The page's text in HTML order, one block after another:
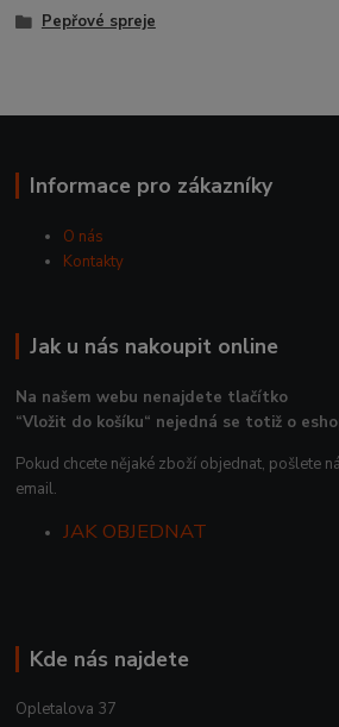
Pepřové spreje
Informace pro zákazníky
O nás
Kontakty
Jak u nás nakoupit online
Na našem webu nenajdete tlačítko
“Vložit do košíku“ nejedná se totiž o
Pokud chcete nějaké zboží objednat, pošlete
email.
JAK OBJEDNAT
Kde nás najdete
Opletalova 37